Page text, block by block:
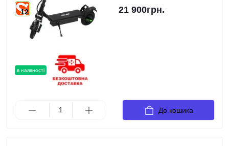
в наявності
12 21 900грн.
До кошика